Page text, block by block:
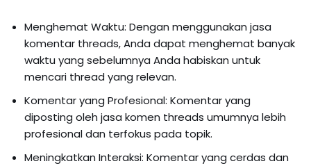
Menghemat Waktu: Dengan menggunakan jasa
komentar threads, Anda dapat menghemat banyak
waktu yang sebelumnya Anda habiskan untuk
mencari thread yang relevan.
Komentar yang Profesional: Komentar yang
diposting oleh jasa komen threads umumnya lebih
profesional dan terfokus pada topik.
Meningkatkan Interaksi: Komentar yang cerdas dan